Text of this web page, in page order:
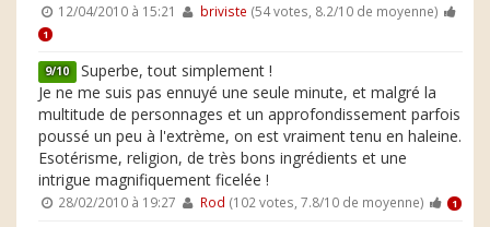
12/04/2010 à 15:21 briviste (54 votes, 8.2/10 de moyenne)
1
9/10 Superbe, tout simplement !
Je ne me suis pas ennuyé une seule minute, et malgré la
multitude de personnages et un approfondissement parfois
poussé un peu à l'extrème, on est vraiment tenu en haleine.
Esotérisme, religion, de très bons ingrédients et une
intrigue magnifiquement ficelée !
28/02/2010 à 19:27 Rod (102 votes, 7.8/10 de moyenne) 1